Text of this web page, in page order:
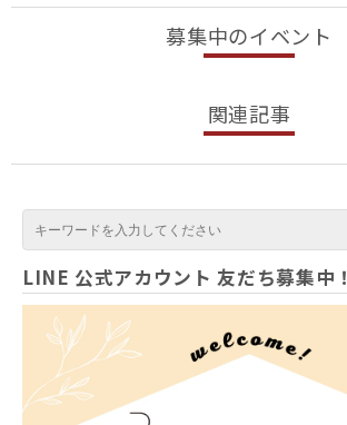
募集中のイベント
関連記事
LINE 公式アカウント 友だち募集中！